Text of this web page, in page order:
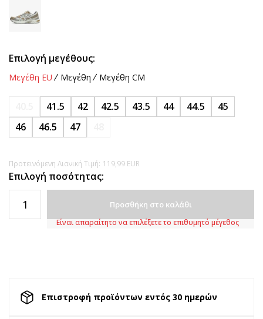
Επιλογή μεγέθους:
Μεγέθη EU Μεγέθη Μεγέθη CM
41.5 42 42.5 43.5 44 44.5
45
46
46.5 47
Προτεινόμενη Λιανική Τιμή: 119,99 EUR
Επιλογή ποσότητας:
Προσθήκη στο καλάθι
Είναι απαραίτητο να επιλέξετε το επιθυμητό μέγεθος
Επιστροφή προϊόντων εντός 30 ημερών